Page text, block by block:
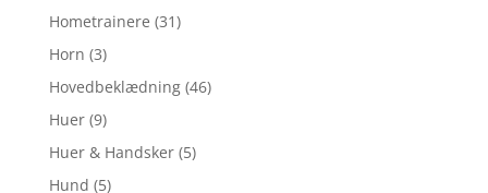
Hometrainere (31)
Horn (3)
Hovedbeklædning (46)
Huer (9)
Huer & Handsker (5)
Hund (5)